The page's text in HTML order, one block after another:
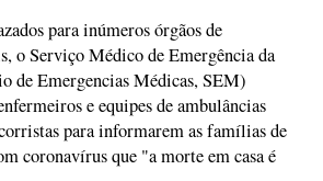
para inúmeros órgãos de
o Serviço Médico de Emergência da
de Emergencias Médicas, SEM)
e equipes de ambulâncias
para informarem as famílias de
coronavírus que "a morte em casa é